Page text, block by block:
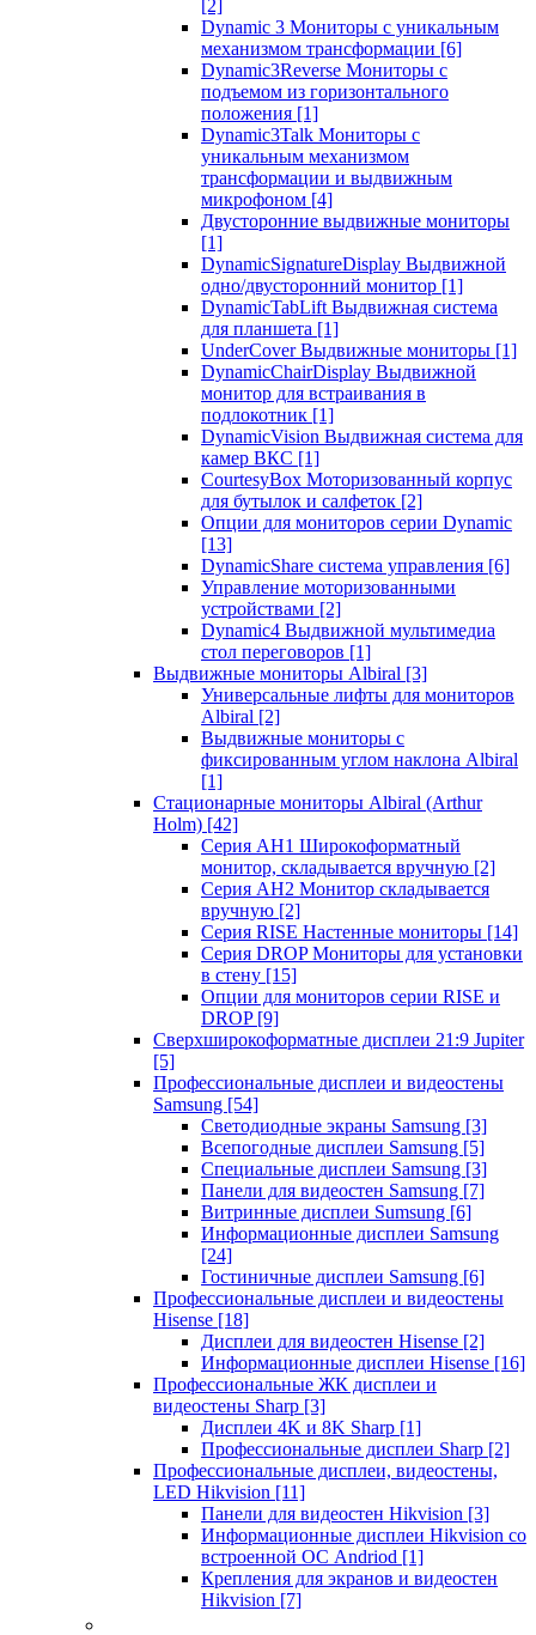
[2]
Dynamic 3 Мониторы с уникальным
механизмом трансформации [6]
Dynamic3Reverse Мониторы с
подъемом из горизонтального
положения [1]
Dynamic3Talk Мониторы с
уникальным механизмом
трансформации и выдвижным
микрофоном [4]
Двусторонние выдвижные мониторы
[1]
DynamicSignatureDisplay Выдвижной
одно/двусторонний монитор [1]
DynamicTabLift Выдвижная система
для планшета [1]
UnderCover Выдвижные мониторы [1]
DynamicChairDisplay Выдвижной
монитор для встраивания в
подлокотник [1]
DynamicVision Выдвижная система для
камер ВКС [1]
CourtesyBox Моторизованный корпус
для бутылок и салфеток [2]
Опции для мониторов серии Dynamic
[13]
DynamicShare система управления [6]
Управление моторизованными
устройствами [2]
Dynamic4 Выдвижной мультимедиа
стол переговоров [1]
Выдвижные мониторы Albiral [3]
Универсальные лифты для мониторов
Albiral [2]
Выдвижные мониторы с
фиксированным углом наклона Albiral
[1]
Стационарные мониторы Albiral (Arthur
Holm) [42]
Серия AH1 Широкоформатный
монитор, складывается вручную [2]
Серия AH2 Монитор складывается
вручную [2]
Серия RISE Настенные мониторы [14]
Серия DROP Мониторы для установки
в стену [15]
Опции для мониторов серии RISE и
DROP [9]
Сверхширокоформатные дисплеи 21:9 Jupiter
[5]
Профессиональные дисплеи и видеостены
Samsung [54]
Светодиодные экраны Samsung [3]
Всепогодные дисплеи Samsung [5]
Специальные дисплеи Samsung [3]
Панели для видеостен Samsung [7]
Витринные дисплеи Sumsung [6]
Информационные дисплеи Samsung
[24]
Гостиничные дисплеи Samsung [6]
Профессиональные дисплеи и видеостены
Hisense [18]
Дисплеи для видеостен Hisense [2]
Информационные дисплеи Hisense [16]
Профессиональные ЖК дисплеи и
видеостены Sharp [3]
Дисплеи 4K и 8K Sharp [1]
Профессиональные дисплеи Sharp [2]
Профессиональные дисплеи, видеостены,
LED Hikvision [11]
Панели для видеостен Hikvision [3]
Информационные дисплеи Hikvision со
встроенной ОС Andriod [1]
Крепления для экранов и видеостен
Hikvision [7]